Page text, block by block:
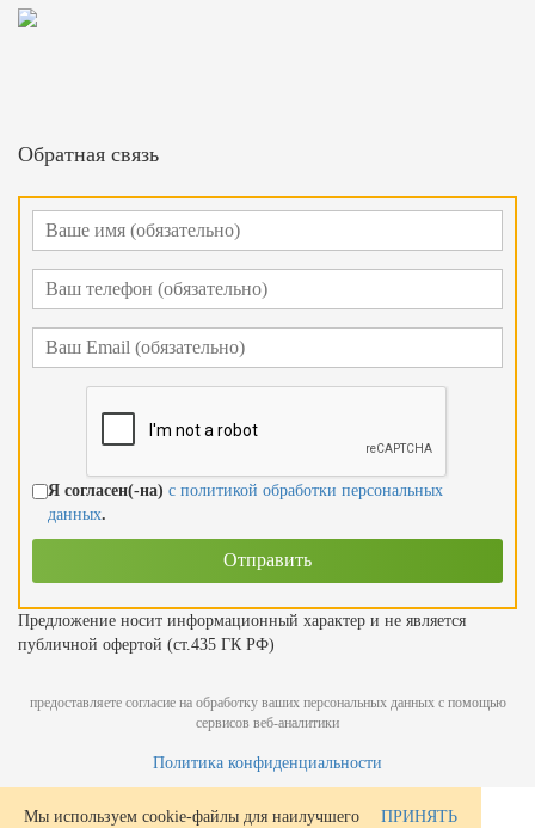
Обратная связь
Я согласен(-на) с политикой обработки персональных
данных.
Предложение носит информационный характер и не является
публичной офертой (ст.435 ГК РФ)
предоставляете согласие на обработку ваших персональных данных с помощью
сервисов веб-аналитики
Политика конфиденциальности
Мы используем cookie-файлы для наилучшего
ПРИНЯТЬ